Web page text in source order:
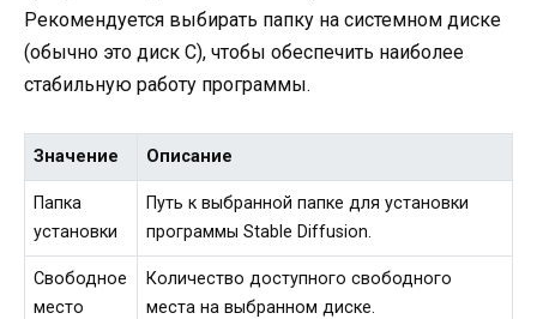
Рекомендуется выбирать папку на системном диске
(обычно это диск C), чтобы обеспечить наиболее
стабильную работу программы.
Значение Описание
Папка
установки
Путь к выбранной папке для установки
программы Stable Diffusion.
Свободное
место
Количество доступного свободного
места на выбранном диске.